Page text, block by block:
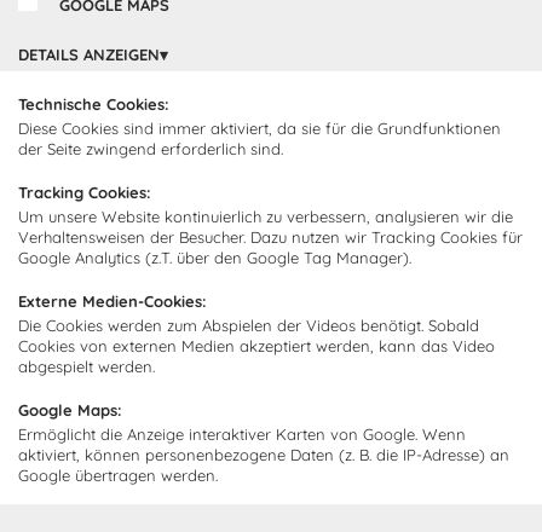
GOOGLE MAPS
DETAILS ANZEIGEN
Technische Cookies:
Diese Cookies sind immer aktiviert, da sie für die Grundfunktionen
der Seite zwingend erforderlich sind.
Tracking Cookies:
Um unsere Website kontinuierlich zu verbessern, analysieren wir die
Verhaltensweisen der Besucher. Dazu nutzen wir Tracking Cookies für
Google Analytics (z.T. über den Google Tag Manager).
Externe Medien-Cookies:
Die Cookies werden zum Abspielen der Videos benötigt. Sobald
Cookies von externen Medien akzeptiert werden, kann das Video
abgespielt werden.
Google Maps:
Ermöglicht die Anzeige interaktiver Karten von Google. Wenn
aktiviert, können personenbezogene Daten (z. B. die IP-Adresse) an
Google übertragen werden.
Über Cocooning24
Über uns
Impressum
Kontakt
Kundendienst
Montage
Zahlarten
Newsletter abonnieren
Abonnieren Sie unseren
Newsletter und empfangen Sie
per E-Mail-Newsletter über seine Angebote informiert.
Diese Einwilligung kann jederzeit widerrufen werden. Einzelheiten
sind in derDatenschutzrichtlinie